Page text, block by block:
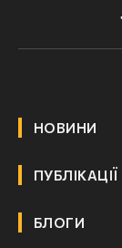
НОВИНИ
ПУБЛІКАЦІЇ
БЛОГИ